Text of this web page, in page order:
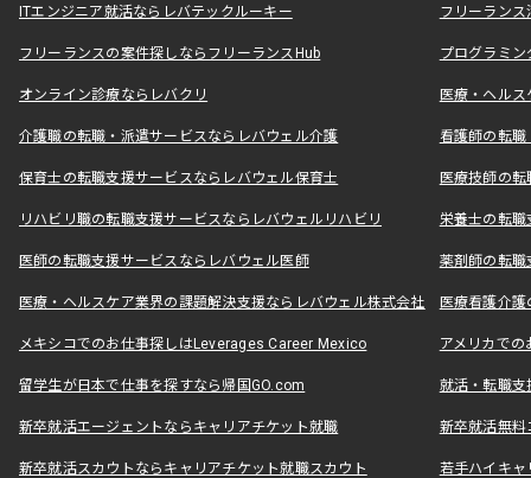
ITエンジニア就活ならレバテックルーキー フリーラン
フリーランスの案件探しならフリーランスHub プログラミ
オンライン診療ならレバクリ 医療・ヘル
介護職の転職・派遣サービスならレバウェル介護 看護師の転
保育士の転職支援サービスならレバウェル保育士 医療技師の
リハビリ職の転職支援サービスならレバウェルリハビリ 栄養士の転
医師の転職支援サービスならレバウェル医師 薬剤師の転
医療・ヘルスケア業界の課題解決支援ならレバウェル株式会社 医療看護介
メキシコでのお仕事探しはLeverages Career Mexico アメリカで
留学生が日本で仕事を探すなら帰国GO.com 就活・転職
新卒就活エージェントならキャリアチケット就職 新卒就活無料
新卒就活スカウトならキャリアチケット就職スカウト 若手ハイキ